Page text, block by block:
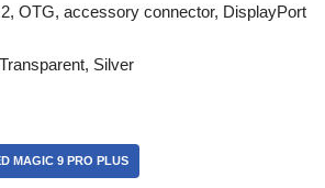
OTG, accessory connector, DisplayPort
Silver
MAGIC 9 PRO PLUS